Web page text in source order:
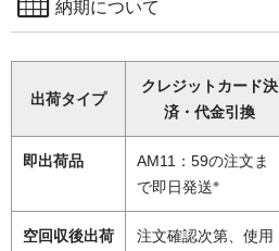
納期について
出荷タイプ
クレジットカード決
済・代金引換
即出荷品
AM11：59の注文ま
で即日発送※
空回収後出荷
注文確認次第、使用